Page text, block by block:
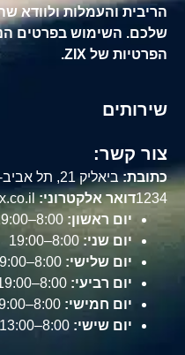
הריבית והעמלות ולוודא
שלכם. השימוש בפרטים
הפרטיות של ZIX.
שירותים
צור קשר:
כתובת:ביאליק 21, תל אביב-יפו, 6332425
1234דואר אלקטרוני:Info@zix.co.il
יום ראשון:
יום שני:
יום שלישי:
יום רביעי:
יום חמישי:
יום שישי: